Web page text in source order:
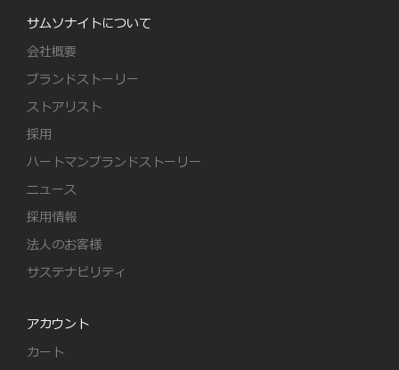
サムソナイトについて
会社概要
ブランドストーリー
ストアリスト
採用
ハートマンブランドストーリー
ニュース
採用情報
法人のお客様
サステナビリティ
アカウント
カート